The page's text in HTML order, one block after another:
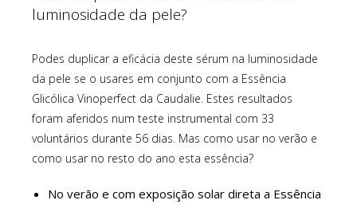
luminosidade da pele?
Podes duplicar a eficácia deste sérum na luminosidade
da pele se o usares em conjunto com a Essência
Glicólica Vinoperfect da Caudalie. Estes resultados
foram aferidos num teste instrumental com 33
voluntários durante 56 dias. Mas como usar no verão e
como usar no resto do ano esta essência?
No verão e com exposição solar direta a Essência